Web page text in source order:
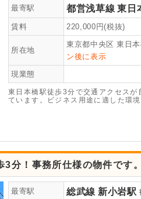
最寄駅 都営浅草線 東日
賃料 220,000 円(税抜)
所在地
東京都中央区 東日
ン後に表示
現業態
東日本橋駅徒歩3分で交通アクセス
ています。ビジネス用途に適した環
分！事務所仕様の物件です。
最寄駅 総武線 新小岩駅